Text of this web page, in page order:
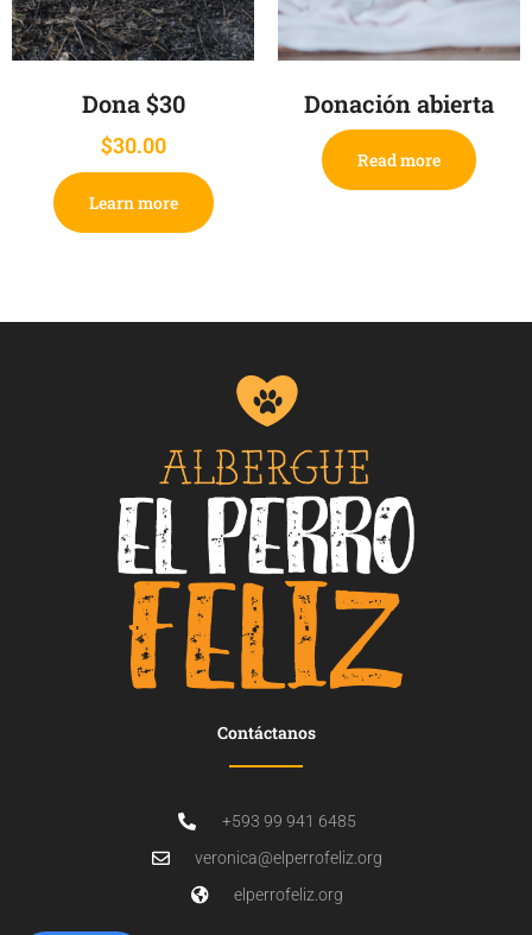
Dona $30
$30.00
Learn more
Donación abierta
Read more
Contáctanos
+593 99 941 6485
veronica@elperrofeliz.org
elperrofeliz.org